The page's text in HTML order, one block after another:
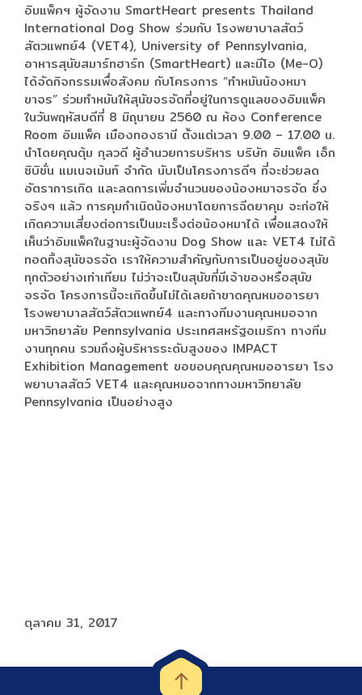
อิมแพ็คฯ ผู้จัดงาน SmartHeart presents Thailand
International Dog Show ร่วมกับ โรงพยาบาลสัตว์
สัตวแพทย์4 (VET4), University of Pennsylvania,
อาหารสุนัขสมาร์ทฮาร์ท (SmartHeart) และมีโอ (Me-O)
ได้จัดกิจกรรมเพื่อสังคม กับโครงการ “ทำหมันน้องหมา
ขาจร” ร่วมทำหมันให้สุนัขจรจัดที่อยู่ในการดูแลของอิมแพ็ค
ในวันพฤหัสบดีที่ 8 มิถุนายน 2560 ณ ห้อง Conference
Room อิมแพ็ค เมืองทองธานี ตั้งแต่เวลา 9.00 – 17.00 น.
นำโดยคุณตุ้ม กุลวดี ผู้อำนวยการบริหาร บริษัท อิมแพ็ค เอ็ก
ซิบิชั่น แมเนจเม้นท์ จำกัด นับเป็นโครงการดีๆ ที่จะช่วยลด
อัตราการเกิด และลดการเพิ่มจำนวนของน้องหมาจรจัด ซึ่ง
จริงๆ แล้ว การคุมกำเนิดน้องหมาโดยการฉีดยาคุม จะก่อให้
เกิดความเสี่ยงต่อการเป็นมะเร็งต่อน้องหมาได้ เพื่อแสดงให้
เห็นว่าอิมแพ็คในฐานะผู้จัดงาน Dog Show และ VET4 ไม่ได้
ทอดทิ้งสุนัขจรจัด เราให้ความสำคัญกับการเป็นอยู่ของสุนัข
ทุกตัวอย่างเท่าเทียม ไม่ว่าจะเป็นสุนัขที่มีเจ้าของหรือสุนัข
จรจัด โครงการนี้จะเกิดขึ้นไม่ได้เลยถ้าขาดคุณหมออารยา
โรงพยาบาลสัตว์สัตวแพทย์4 และทางทีมงานคุณหมอจาก
มหาวิทยาลัย Pennsylvania ประเทศสหรัฐอเมริกา ทางทีม
งานทุกคน รวมถึงผู้บริหารระดับสูงของ IMPACT
Exhibition Management ขอขอบคุณคุณหมออารยา โรง
พยาบาลสัตว์ VET4 และคุณหมอจากทางมหาวิทยาลัย
Pennsylvania เป็นอย่างสูง
ตุลาคม 31, 2017